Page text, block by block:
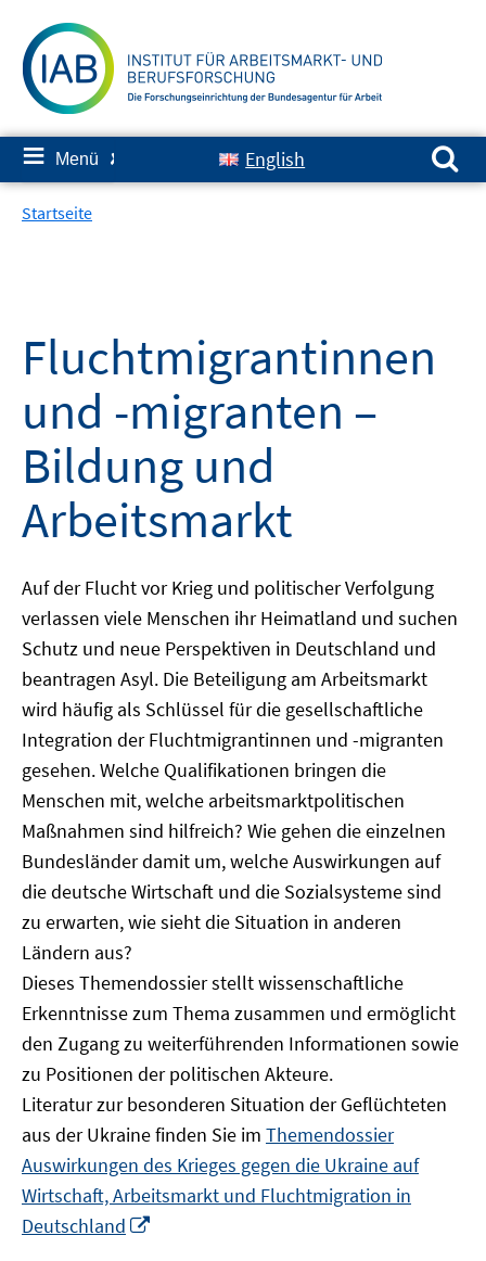
zum
Inhalt
≡ Menü ✘ English
Suchen nach:
Startseite
Fluchtmigrantinnen
und -migranten –
Bildung und
Arbeitsmarkt
Auf der Flucht vor Krieg und politischer Verfolgung
verlassen viele Menschen ihr Heimatland und suchen
Schutz und neue Perspektiven in Deutschland und
beantragen Asyl. Die Beteiligung am Arbeitsmarkt
wird häufig als Schlüssel für die gesellschaftliche
Integration der Fluchtmigrantinnen und -migranten
gesehen. Welche Qualifikationen bringen die
Menschen mit, welche arbeitsmarktpolitischen
Maßnahmen sind hilfreich? Wie gehen die einzelnen
Bundesländer damit um, welche Auswirkungen auf
die deutsche Wirtschaft und die Sozialsysteme sind
zu erwarten, wie sieht die Situation in anderen
Ländern aus?
Dieses Themendossier stellt wissenschaftliche
Erkenntnisse zum Thema zusammen und ermöglicht
den Zugang zu weiterführenden Informationen sowie
zu Positionen der politischen Akteure.
Literatur zur besonderen Situation der Geflüchteten
aus der Ukraine finden Sie im Themendossier
Auswirkungen des Krieges gegen die Ukraine auf
Wirtschaft, Arbeitsmarkt und Fluchtmigration in
Deutschland